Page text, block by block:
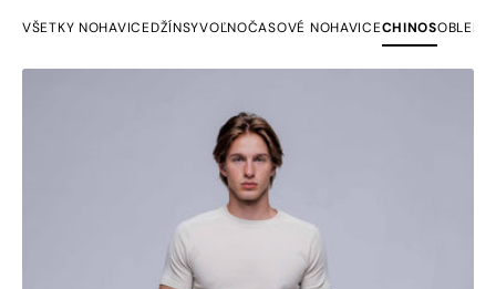
VŠETKY NOHAVICEDŽÍNSYVOĽNOČASOVÉ NOHAVICECHINOS